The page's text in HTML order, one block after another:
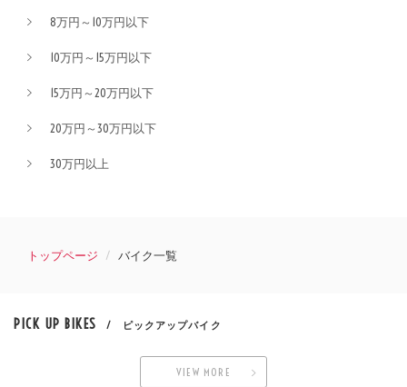
8万円～10万円以下
10万円～15万円以下
15万円～20万円以下
20万円～30万円以下
30万円以上
トップページ バイク一覧
PICK UP BIKES / ピックアップバイク
VIEW MORE